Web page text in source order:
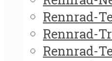
Rennrad-
Rennrad-
Rennrad-